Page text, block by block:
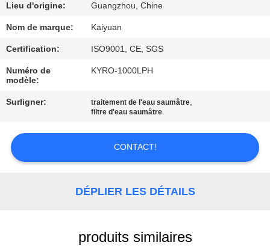
DE
QUALITÉ
CONTACTEZ-
NOUS
UNE
CITATION
Lieu d'origine: Guangzhou, Chine
Nom de marque: Kaiyuan
Certification: ISO9001, CE, SGS
Numéro de
modèle:
KYRO-1000LPH
Surligner: traitement de l'eau saumâtre,
filtre d'eau saumâtre
CONTACT!
DÉPLIER LES DÉTAILS
produits similaires